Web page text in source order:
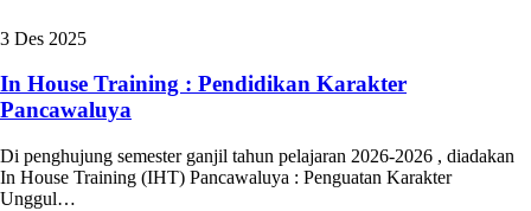
3 Des 2025
In House Training : Pendidikan Karakter
Pancawaluya
Di penghujung semester ganjil tahun pelajaran 2026-2026 , diadakan
In House Training (IHT) Pancawaluya : Penguatan Karakter
Unggul…